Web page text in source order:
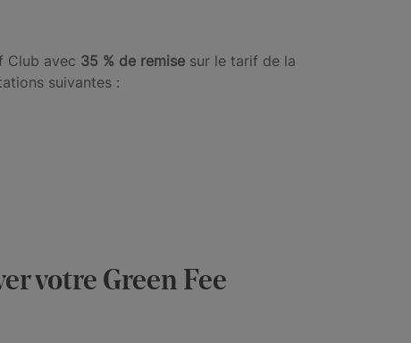
Club avec 35 % de remise sur le tarif de la
suivantes :
votre Green Fee